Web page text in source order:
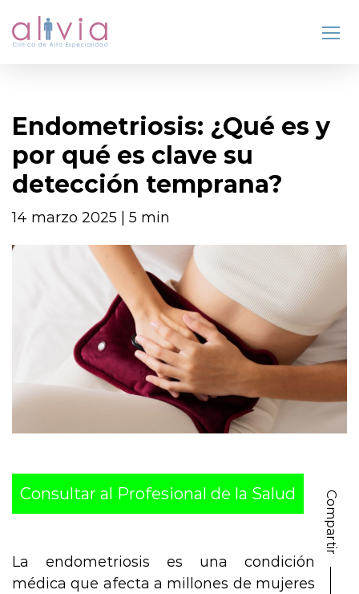
Endometriosis: ¿Qué es y
por qué es clave su
detección temprana?
14 marzo 2025 | 5 min
Consultar al Profesional de la Salud
La endometriosis es una condición
médica que afecta a millones de mujeres
Compartir